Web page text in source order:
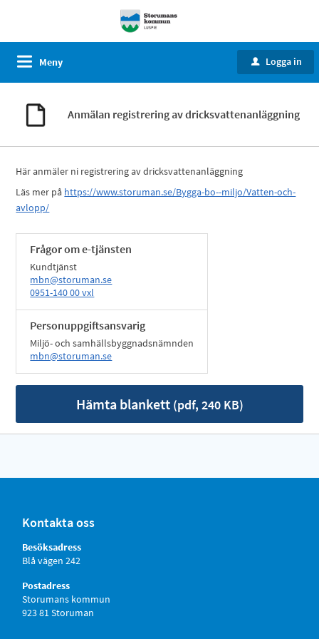
Meny u Logga in
Anmälan registrering av dricksvattenanläggning
Här anmäler ni registrering av dricksvattenanläggning
Läs mer på https://www.storuman.se/Bygga-bo--miljo/Vatten-och-
avlopp/
Frågor om e-tjänsten
Kundtjänst
mbn@storuman.se
0951-140 00 vxl
Personuppgiftsansvarig
Miljö- och samhällsbyggnadsnämnden
mbn@storuman.se
Hämta blankett(pdf, 240 KB)
Kontakta oss
Besöksadress
Blå vägen 242
Postadress
Storumans kommun
923 81 Storuman